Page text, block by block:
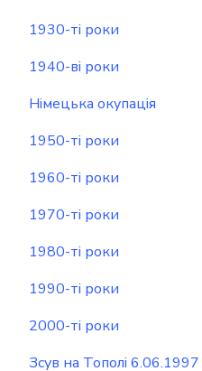
1930-ті роки
1940-ві роки
Німецька окупація
1950-ті роки
1960-ті роки
1970-ті роки
1980-ті роки
1990-ті роки
2000-ті роки
Зсув на Тополі 6.06.1997